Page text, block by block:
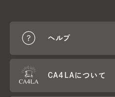
ヘルプ
CA4LAについて